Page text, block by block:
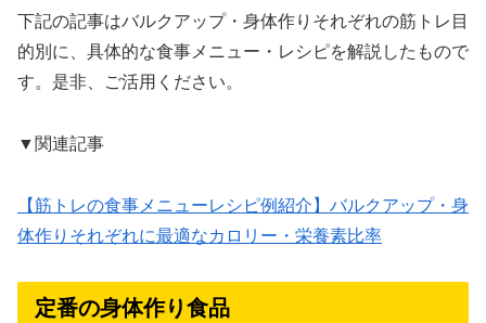
下記の記事はバルクアップ・身体作りそれぞれの筋トレ目
的別に、具体的な食事メニュー・レシピを解説したもので
す。是非、ご活用ください。
▼関連記事
【筋トレの食事メニューレシピ例紹介】バルクアップ・身
体作りそれぞれに最適なカロリー・栄養素比率
定番の身体作り食品